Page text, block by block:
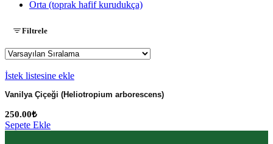
Orta (toprak hafif kurudukça)
Filtrele
İstek listesine ekle
Vanilya Çiçeği (Heliotropium arborescens)
250.00₺
Sepete Ekle